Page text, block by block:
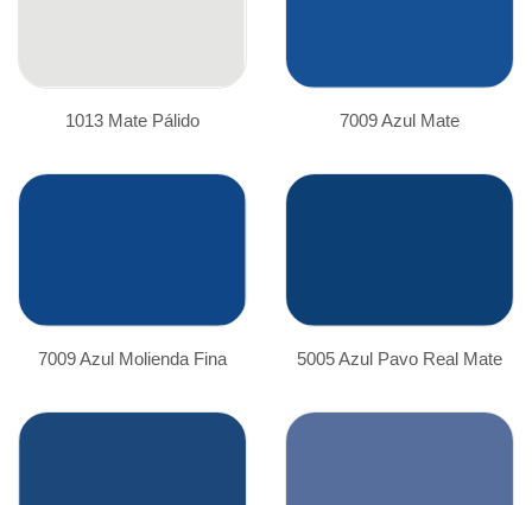
1013 Mate Pálido 7009 Azul Mate
7009 Azul Molienda Fina 5005 Azul Pavo Real Mate